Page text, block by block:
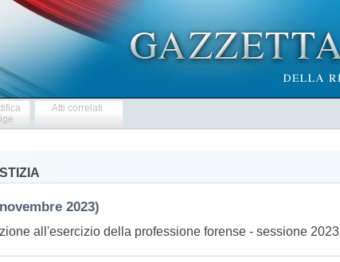
Atti correlati
2023)
all'esercizio della professione forense - sessione 2023